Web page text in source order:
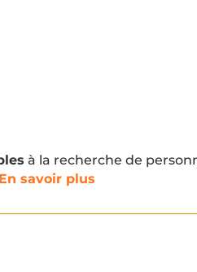
à la recherche de
En savoir plus